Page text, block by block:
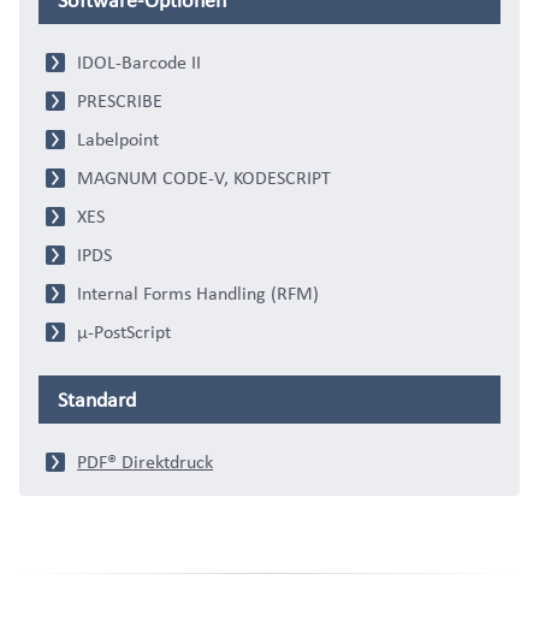
IDOL-Barcode II
PRESCRIBE
Labelpoint
MAGNUM CODE-V, KODESCRIPT
XES
IPDS
Internal Forms Handling (RFM)
μ-PostScript
Standard
PDF® Direktdruck